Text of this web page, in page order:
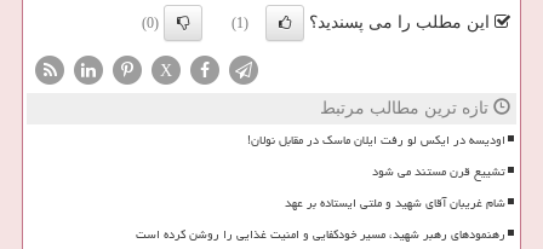
این مطلب را می پسندید؟ (1)
(0)
X
تازه ترین مطالب مرتبط
اودیسه در ایکس لو رفت ایلان ماسک در مقابل نولان!
تشییع قرن مستند می شود
شام غریبان آقای شهید و ملتی ایستاده بر عهد
رهنمودهای رهبر شهید، مسیر خودکفایی و امنیت غذایی را روشن کرده است